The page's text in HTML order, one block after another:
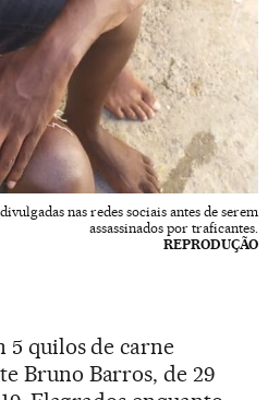
nas redes sociais antes de serem
assassinados por traficantes.
REPRODUÇÃO
5 quilos de carne
Bruno Barros, de 29